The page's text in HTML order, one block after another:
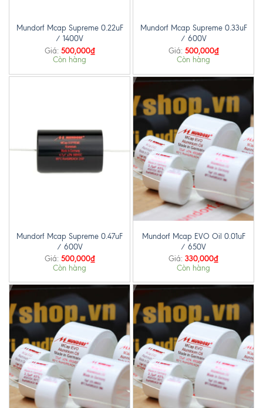
Mundorf Mcap Supreme 0.22uF
/ 1400V
Giá: 500,000₫
Còn hàng
Mundorf Mcap Supreme 0.33uF
/ 600V
Giá: 500,000₫
Còn hàng
Mundorf Mcap Supreme 0.47uF
/ 600V
Giá: 500,000₫
Còn hàng
Mundorf Mcap EVO Oil 0.01uF
/ 650V
Giá: 330,000₫
Còn hàng